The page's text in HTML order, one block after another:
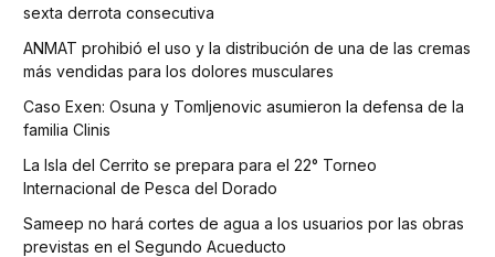
sexta derrota consecutiva
ANMAT prohibió el uso y la distribución de una de las cremas
más vendidas para los dolores musculares
Caso Exen: Osuna y Tomljenovic asumieron la defensa de la
familia Clinis
La Isla del Cerrito se prepara para el 22° Torneo
Internacional de Pesca del Dorado
Sameep no hará cortes de agua a los usuarios por las obras
previstas en el Segundo Acueducto